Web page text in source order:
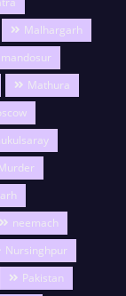
Malhargarh
mandosur
Mathura
neemach
Nursinghpur
Pakistan